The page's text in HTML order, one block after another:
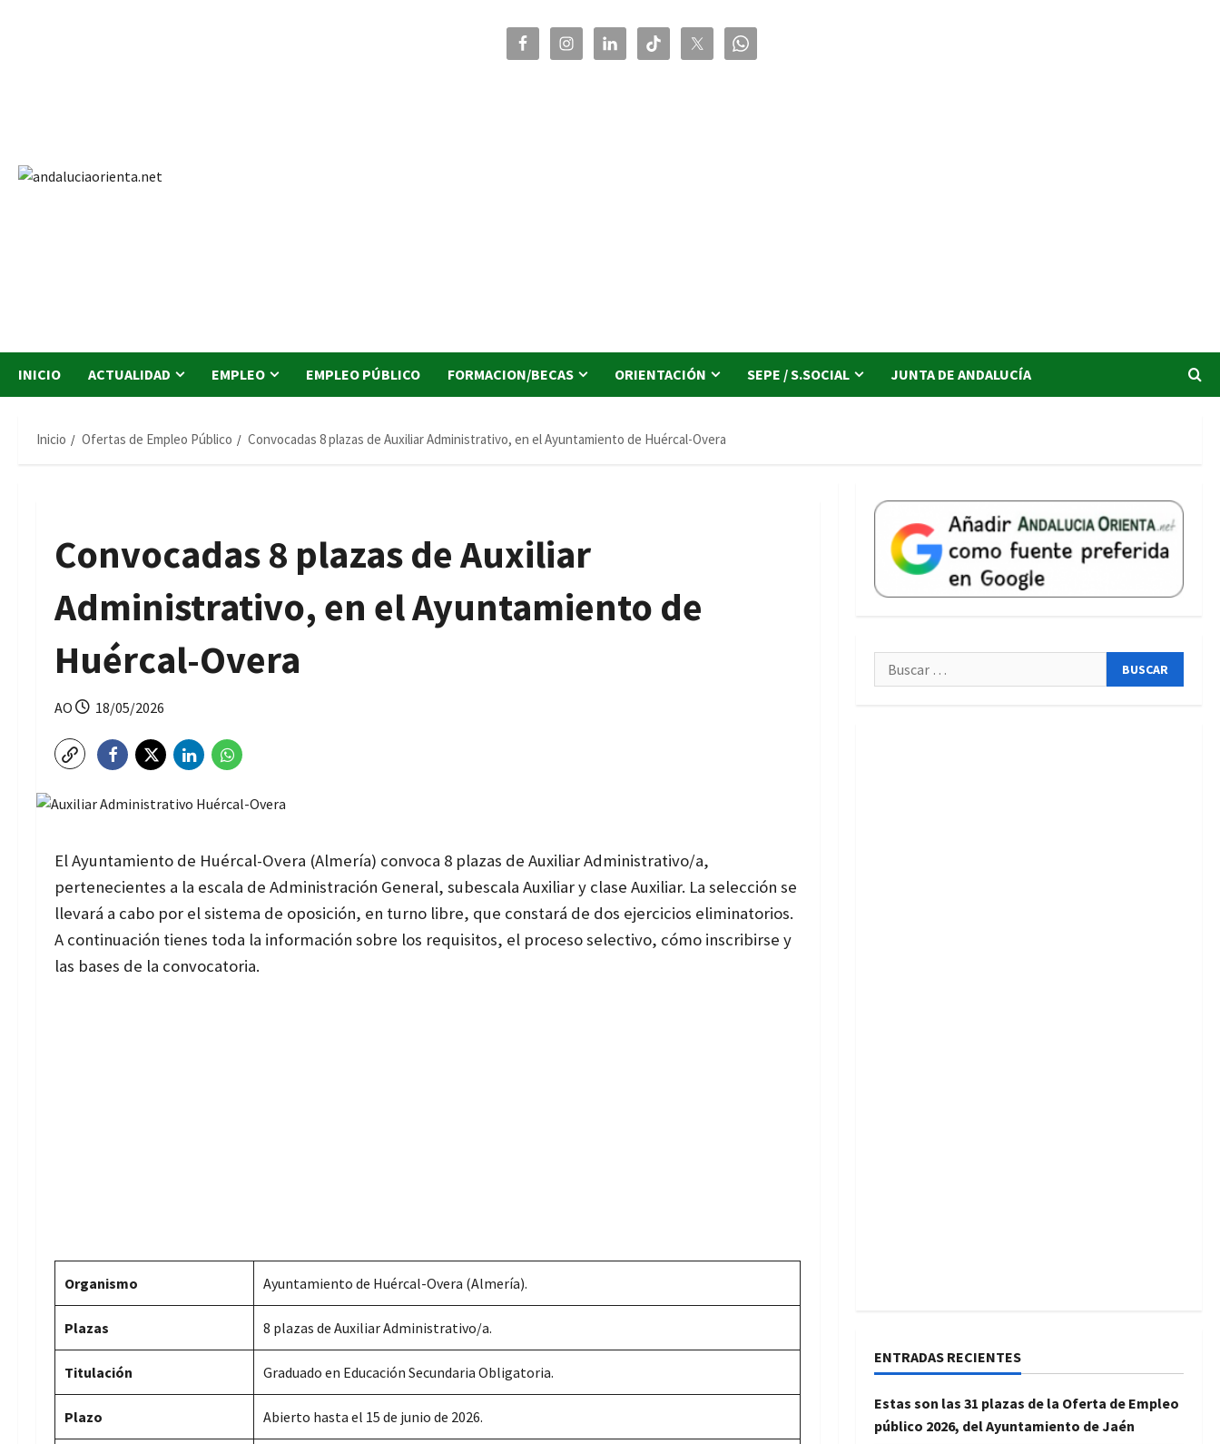
INICIO ACTUALIDAD EMPLEO EMPLEO PÚBLICO FORMACION/BECAS ORIENTACIÓN SEPE / S.SOCIAL JUNTA DE ANDALUCÍA
Inicio Ofertas de Empleo Público Convocadas 8 plazas de Auxiliar Administrativo, en el Ayuntamiento de Huércal-Overa
Convocadas 8 plazas de Auxiliar
Administrativo, en el Ayuntamiento de
Huércal-Overa
AO 18/05/2026
El Ayuntamiento de Huércal-Overa (Almería) convoca 8 plazas de Auxiliar Administrativo/a,
pertenecientes a la escala de Administración General, subescala Auxiliar y clase Auxiliar. La selección se
llevará a cabo por el sistema de oposición, en turno libre, que constará de dos ejercicios eliminatorios.
A continuación tienes toda la información sobre los requisitos, el proceso selectivo, cómo inscribirse y
las bases de la convocatoria.
Organismo Ayuntamiento de Huércal-Overa (Almería).
Plazas 8 plazas de Auxiliar Administrativo/a.
Titulación Graduado en Educación Secundaria Obligatoria.
Plazo Abierto hasta el 15 de junio de 2026.
Buscar:
ENTRADAS RECIENTES
Estas son las 31 plazas de la Oferta de Empleo
público 2026, del Ayuntamiento de Jaén